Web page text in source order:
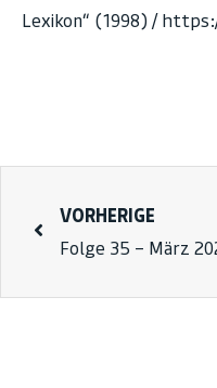
Lexikon“ (1998) /
VORHERIGE
Folge 35 – März